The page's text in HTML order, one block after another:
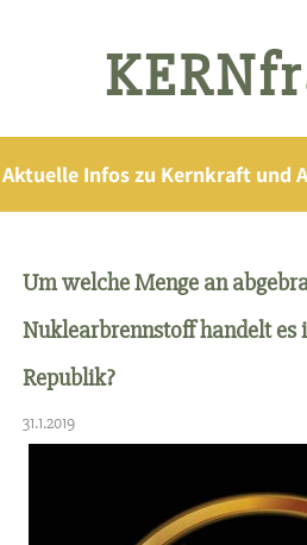
Aktuelle Infos zu Kernkraft und
Um welche Menge an
Nuklearbrennstoff handelt es
Republik?
31.1.2019